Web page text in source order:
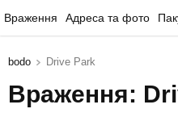
Враження Адреса та фото
bodo Drive Park
Враження: